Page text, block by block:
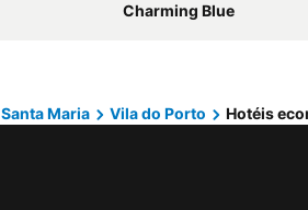
Charming Blue
Santa Maria Vila do Porto Hotéis